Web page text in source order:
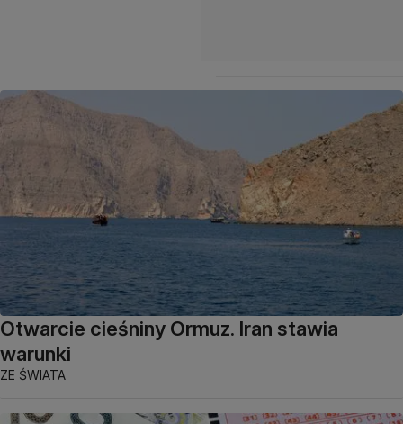
Otwarcie cieśniny Ormuz. Iran stawia
warunki
ZE ŚWIATA